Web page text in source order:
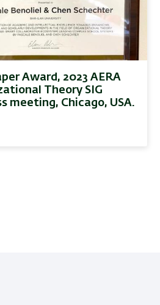
Award, 2023 AERA
Theory SIG
meeting, Chicago, USA.